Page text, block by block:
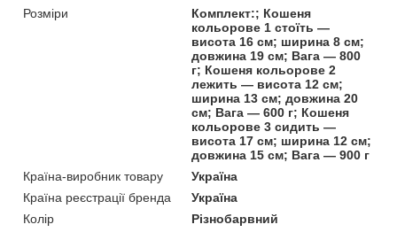
Розміри
Комплект:; Кошеня
кольорове 1 стоїть —
висота 16 см; ширина 8 см;
довжина 19 см; Вага — 800
г; Кошеня кольорове 2
лежить — висота 12 см;
ширина 13 см; довжина 20
см; Вага — 600 г; Кошеня
кольорове 3 сидить —
висота 17 см; ширина 12 см;
довжина 15 см; Вага — 900 г
Країна-виробник товару
Україна
Країна реєстрації бренда
Україна
Колір
Різнобарвний